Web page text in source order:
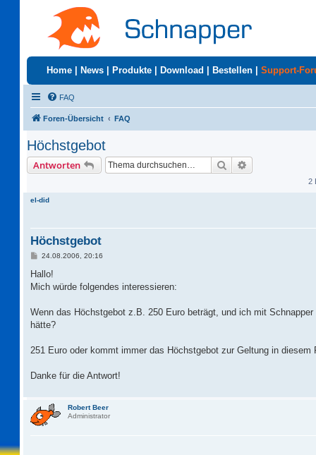
Home News Produkte Download Bestellen Support-
FAQ
Foren-Übersicht FAQ
Höchstgebot
Antworten Suche
2
el-did
Höchstgebot
B
i
r
24.08.2006, 20:16
Hallo!
Mich würde folgendes interessieren:
Wenn das Höchstgebot z.B. 250 Euro beträgt, und ich mit
hätte?
251 Euro oder kommt immer das Höchstgebot zur Geltung in diesem
Danke für die Antwort!
Robert Beer
Administrator